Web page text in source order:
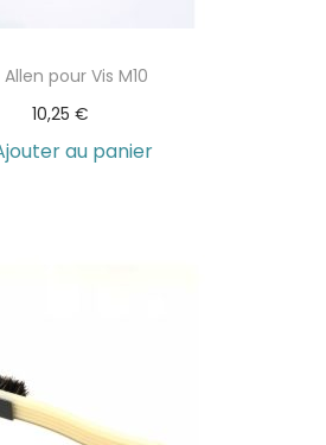
pour Vis M10
10,25 €
au panier